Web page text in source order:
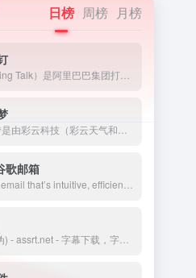
日榜 周榜 月榜
歌邮箱